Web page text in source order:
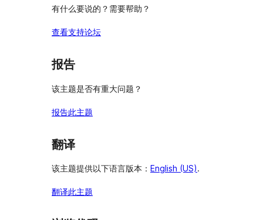
有什么要说的？需要帮助？
查看支持论坛
报告
该主题是否有重大问题？
报告此主题
翻译
该主题提供以下语言版本： English (US).
翻译此主题